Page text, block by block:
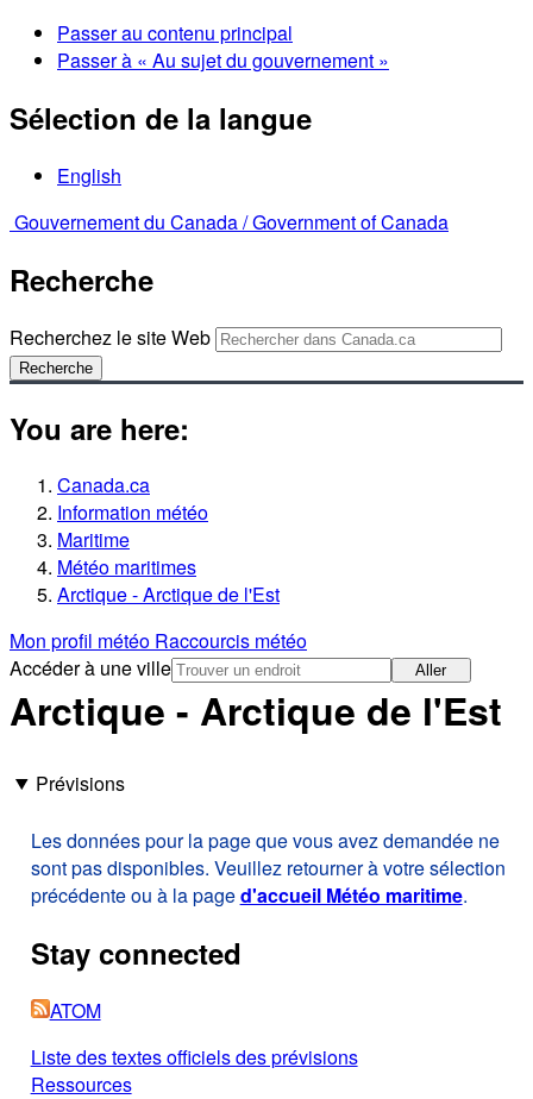
Passer au contenu principal
Passer à « Au sujet du gouvernement »
Sélection de la langue
English
Gouvernement du Canada /Government of Canada
Recherche
Recherchez le site Web
Recherche
You are here:
Canada.ca
Information météo
Maritime
Météo maritimes
Arctique - Arctique de l'Est
Mon profil météo Raccourcis météo
Accéder à une ville
Aller
Arctique - Arctique de l'Est
Prévisions
Les données pour la page que vous avez demandée ne
sont pas disponibles. Veuillez retourner à votre sélection
précédente ou à la paged'accueil Météo maritime.
Stay connected
ATOM
Liste des textes officiels des prévisions
Ressources